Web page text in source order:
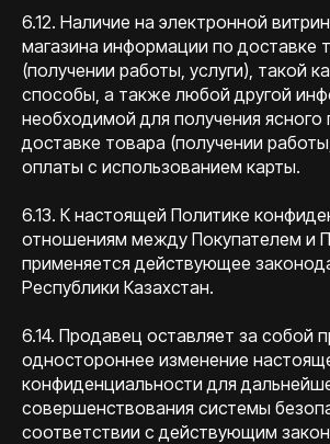
6.12. Наличие на электронной
магазина информации по доставке
(получении работы, услуги), такой
способы, а также любой другой
необходимой для получения ясного
доставке товара (получении
оплаты с использованием карты.
6.13. К настоящей Политике
отношениям между Покупателем и
применяется действующее
Республики Казахстан.
6.14. Продавец оставляет за собой
одностороннее изменение
конфиденциальности для
совершенствования системы
соответствии с действующим